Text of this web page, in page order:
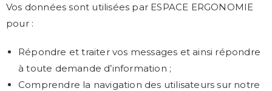
Vos données sont utilisées par ESPACE ERGONOMIE
pour :
Répondre et traiter vos messages et ainsi répondre
à toute demande d’information ;
Comprendre la navigation des utilisateurs sur notre